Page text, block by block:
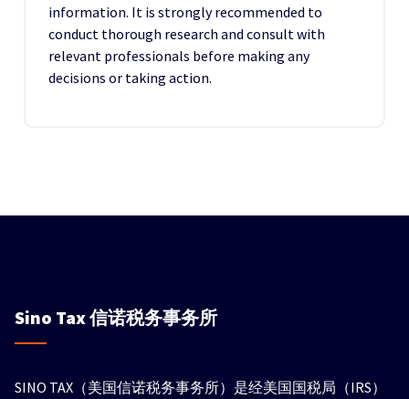
information. It is strongly recommended to
conduct thorough research and consult with
relevant professionals before making any
decisions or taking action.
Sino Tax信诺税务事务所
SINO TAX（美国信诺税务事务所）是经美国国税局（IRS）